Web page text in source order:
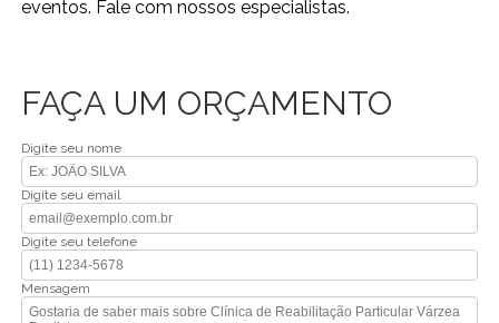
eventos. Fale com nossos especialistas.
FAÇA UM ORÇAMENTO
Digite seu nome
Digite seu email
Digite seu telefone
Mensagem